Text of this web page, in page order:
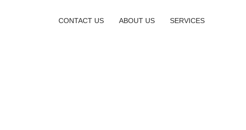
CONTACT US ABOUT US SERVICES